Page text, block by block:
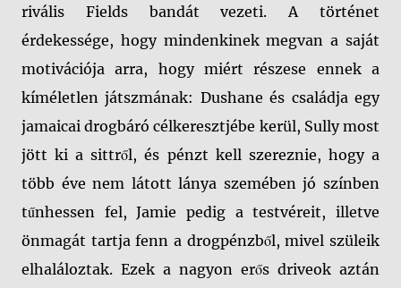
rivális Fields bandát vezeti. A történet
érdekessége, hogy mindenkinek megvan a saját
motivációja arra, hogy miért részese ennek a
kíméletlen játszmának: Dushane és családja egy
jamaicai drogbáró célkeresztjébe kerül, Sully most
jött ki a sittről, és pénzt kell szereznie, hogy a
több éve nem látott lánya szemében jó színben
tűnhessen fel, Jamie pedig a testvéreit, illetve
önmagát tartja fenn a drogpénzből, mivel szüleik
elhaláloztak. Ezek a nagyon erős driveok aztán